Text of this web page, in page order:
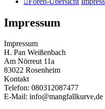
Impressum
Impressum
H. Pan Weißenbach
Am Nörreut 11a
83022 Rosenheim
Kontakt
Telefon: 080312087477
E-Mail: info@mangfallkurve,de